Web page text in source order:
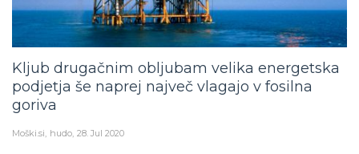
Kljub drugačnim obljubam velika energetska
podjetja še naprej največ vlagajo v fosilna
goriva
Moški.si hudo 28. Jul 2020